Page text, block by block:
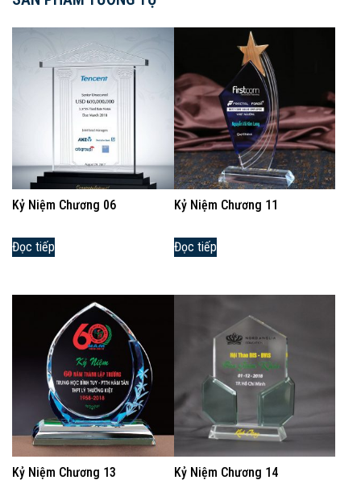
Kỷ Niệm Chương 06
Đọc tiếp
Kỷ Niệm Chương 11
Đọc tiếp
Kỷ Niệm Chương 13 Kỷ Niệm Chương 14